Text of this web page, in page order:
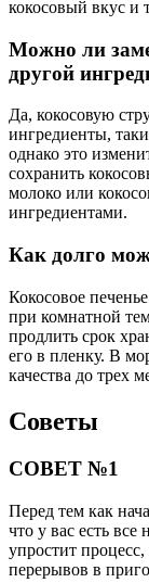
кокосовый вкус и
Можно ли
другой
Да, кокосовую
ингредиенты,
однако это
сохранить
молоко или
ингредиентами.
Как долго
Кокосовое
при комнатной
продлить срок
его в пленку. В
качества до трех
Советы
СОВЕТ №1
Перед тем как
что у вас есть
упростит
перерывов в